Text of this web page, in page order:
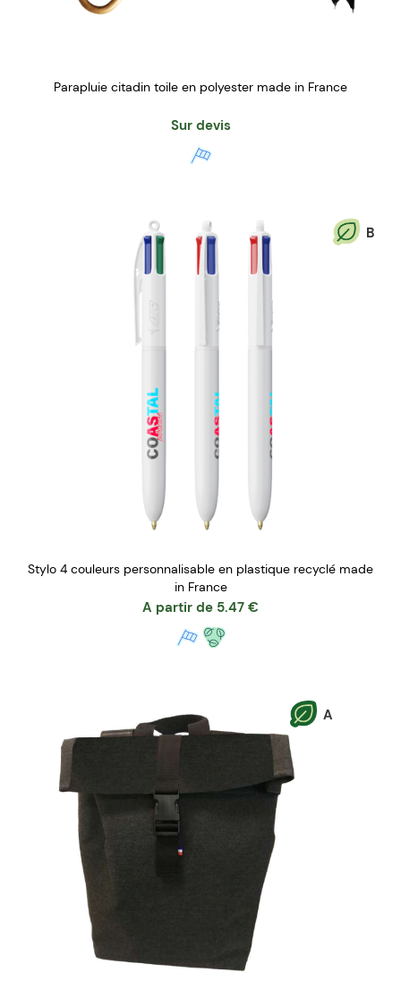
Parapluie citadin toile en polyester made in France
Sur devis
B
Stylo 4 couleurs personnalisable en plastique recyclé made
in France
A partir de 5.47 €
A